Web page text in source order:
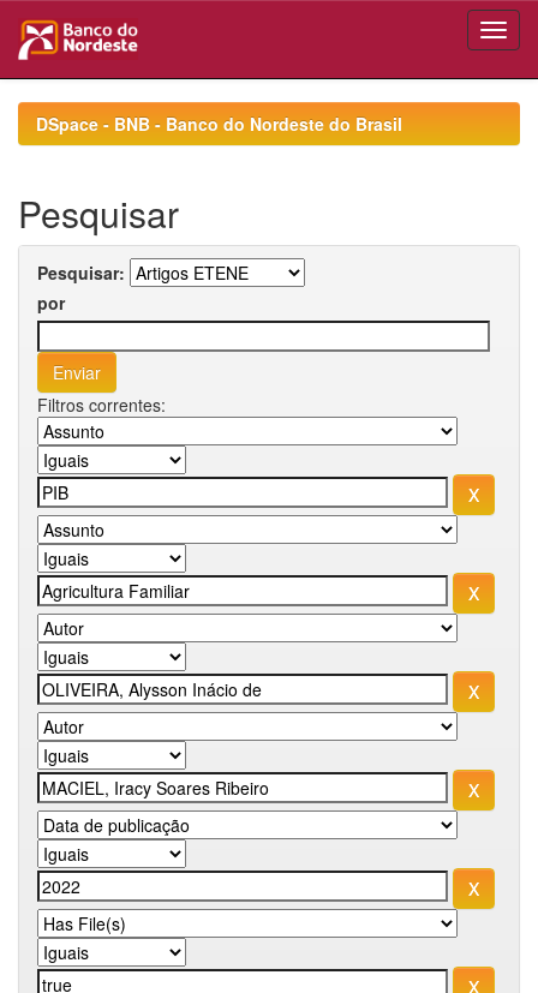
navigationDSpace - BNB - Banco do Nordeste do Brasil
Pesquisar
Pesquisar:
por
Filtros correntes: